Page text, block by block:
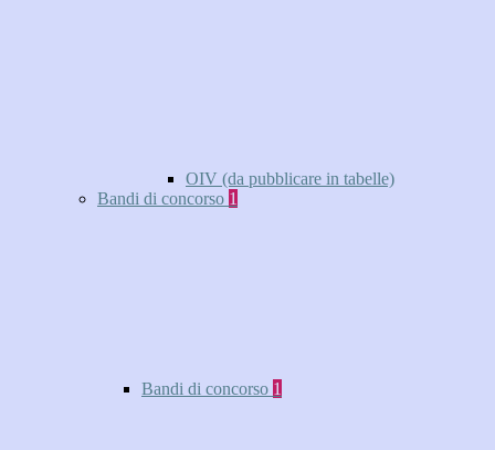
OIV (da pubblicare in tabelle)
Bandi di concorso 1
Bandi di concorso 1